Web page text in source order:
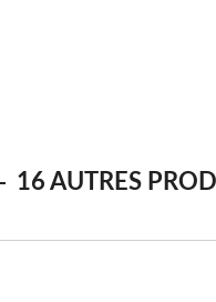
16 AUTRES